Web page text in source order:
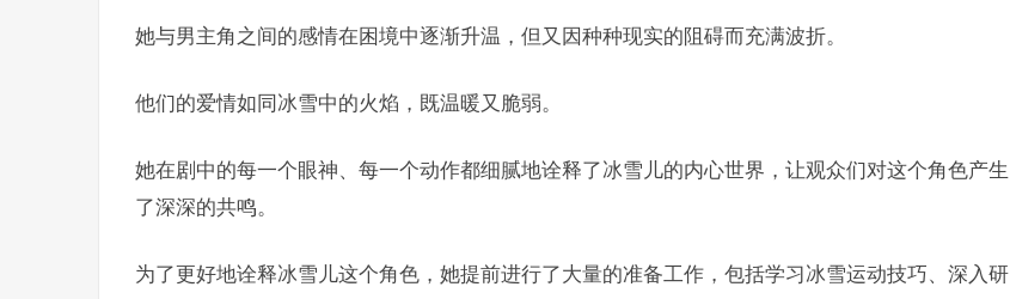
她与男主角之间的感情在困境中逐渐升温，但又因种种现实的阻碍而充满波折。
他们的爱情如同冰雪中的火焰，既温暖又脆弱。
她在剧中的每一个眼神、每一个动作都细腻地诠释了冰雪儿的内心世界，让观众们对这个角色产生
了深深的共鸣。
为了更好地诠释冰雪儿这个角色，她提前进行了大量的准备工作，包括学习冰雪运动技巧、深入研